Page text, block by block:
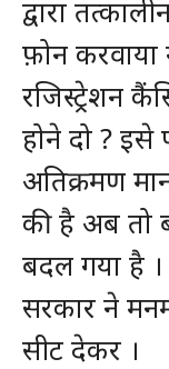
द्वारा
फ़ोन
रजिस्ट्रेशन
होने दो ? इसे
अतिक्रमण
की है अब तो
बदल गया है ।
सरकार ने
सीट देकर ।